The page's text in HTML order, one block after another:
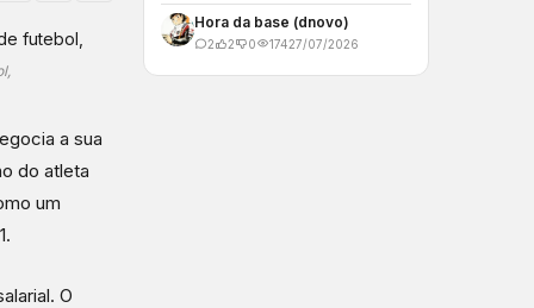
a sua
do atleta
um
O
Hora da base (dnovo)
2 2 0 17427/07/2026